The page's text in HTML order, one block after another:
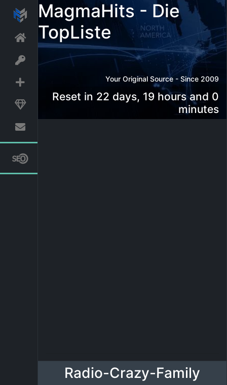
MagmaHits - Die
TopListe
Your Original Source - Since 2009
Reset in 22 days, 19 hours and 0
minutes
Radio-Crazy-Family